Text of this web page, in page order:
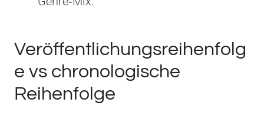
Veröffentlichungsreihenfolg
e vs chronologische
Reihenfolge